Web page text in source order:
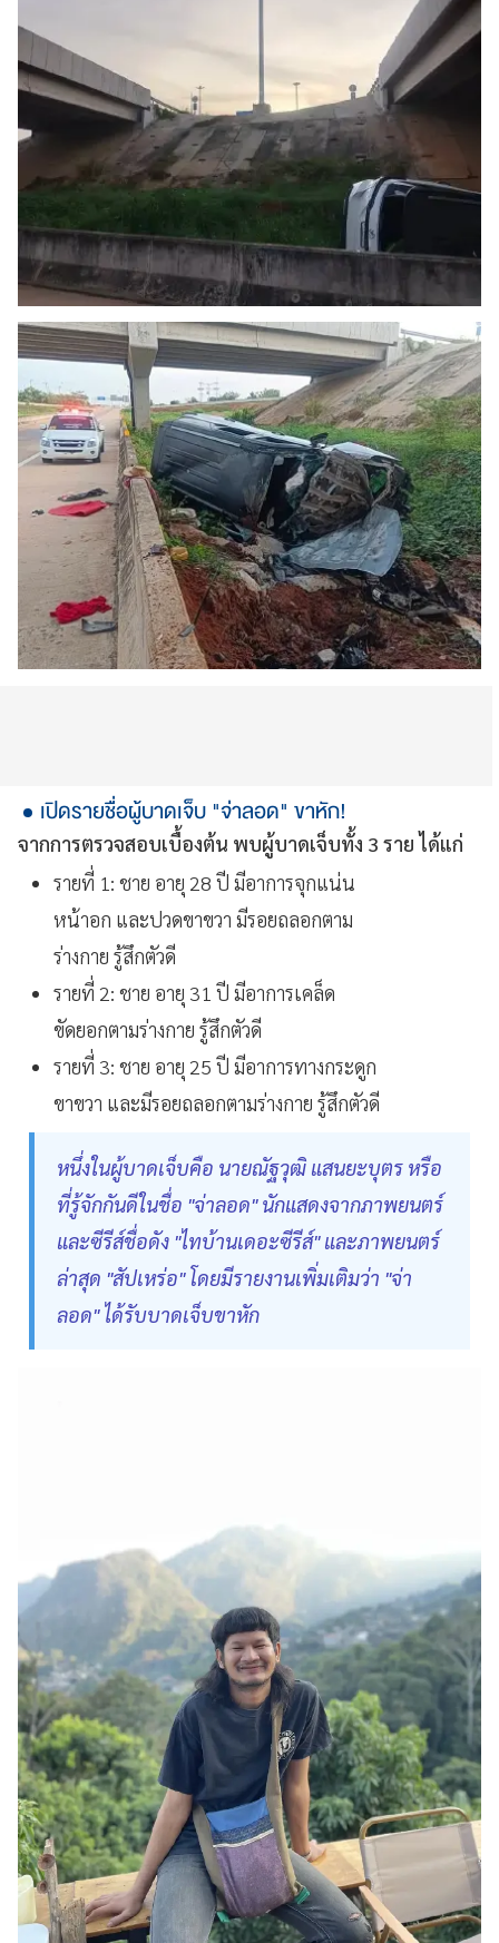
เปิดรายชื่อผู้บาดเจ็บ "จ่าลอด" ขาหัก!
จากการตรวจสอบเบื้องต้น พบผู้บาดเจ็บทั้ง 3 ราย ได้แก่
รายที่ 1: ชาย อายุ 28 ปี มีอาการจุกแน่น
หน้าอก และปวดขาขวา มีรอยถลอกตาม
ร่างกาย รู้สึกตัวดี
รายที่ 2: ชาย อายุ 31 ปี มีอาการเคล็ด
ขัดยอกตามร่างกาย รู้สึกตัวดี
รายที่ 3: ชาย อายุ 25 ปี มีอาการทางกระดูก
ขาขวา และมีรอยถลอกตามร่างกาย รู้สึกตัวดี
หนึ่งในผู้บาดเจ็บคือ นายณัฐวุฒิ แสนยะบุตร หรือ
ที่รู้จักกันดีในชื่อ "จ่าลอด" นักแสดงจากภาพยนตร์
และซีรีส์ชื่อดัง "ไทบ้านเดอะซีรีส์" และภาพยนตร์
ล่าสุด "สัปเหร่อ" โดยมีรายงานเพิ่มเติมว่า "จ่า
ลอด" ได้รับบาดเจ็บขาหัก